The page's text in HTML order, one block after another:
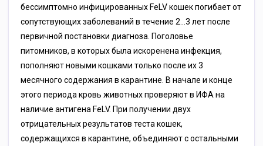
бессимптомно инфицированных FеLV кошек погибает от
сопутствующих заболеваний в течение 2…3 лет после
первичной постановки диагноза. Поголовье
питомников, в которых была искоренена инфекция,
пополняют новыми кошками только после их 3
месячного содержания в карантине. В начале и конце
этого периода кровь животных проверяют в ИФА на
наличие антигена FеLV. При получении двух
отрицательных результатов теста кошек,
содержащихся в карантине, объединяют с остальными